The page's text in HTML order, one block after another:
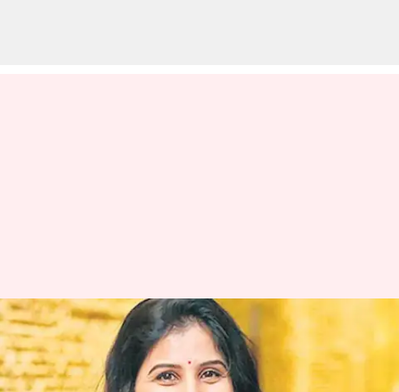
Singer Mangli: సింగర్‌ మంగ్లీ బర్త్‌డే
పార్టీలో విదేశీ మద్యం, గంజాయి
లభ్యం